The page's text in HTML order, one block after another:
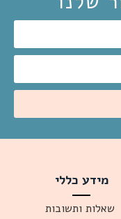
מידע כללי
שאלות ותשובות